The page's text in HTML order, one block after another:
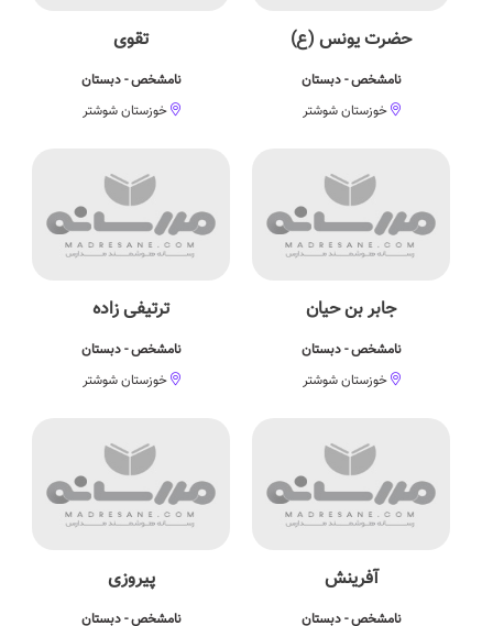
حضرت یونس (ع)
نامشخص - دبستان
خوزستان شوشتر
تقوی
نامشخص - دبستان
خوزستان شوشتر
جابر بن حیان
نامشخص - دبستان
خوزستان شوشتر
ترتیفی زاده
نامشخص - دبستان
خوزستان شوشتر
آفرینش
نامشخص - دبستان
پیروزی
نامشخص - دبستان